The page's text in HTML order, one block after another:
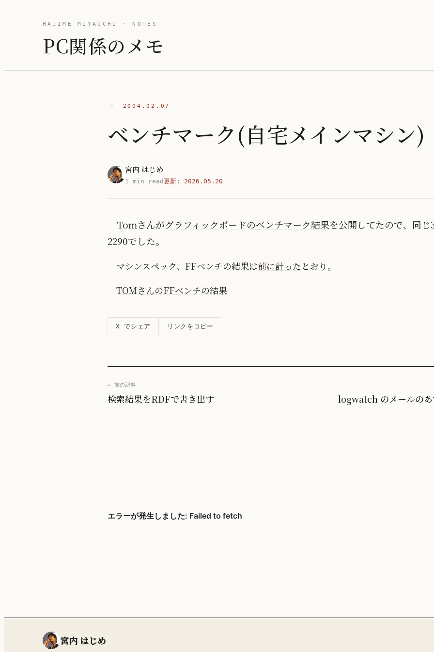
HAJIME MIYAUCHI · NOTES
PC関係のメモ
· 2004.02.07
ベンチマーク(自宅メインマシン)
宮内 はじめ
1 min read更新: 2026.05.20
Tomさんがグラフィックボードのベンチマーク結果を公開してたので、同
2290でした。
マシンスペック、FFベンチの結果は前に計った とおり。
TOMさんのFFベンチの結果
X でシェア リンクをコピー
← 前の記事
検索結果をRDFで書き出す logwatch のメールの
宮内 はじめ